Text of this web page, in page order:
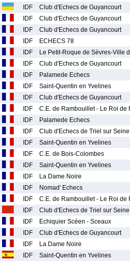
IDF Club d'Echecs de Guyancourt
IDF Club d'Echecs de Guyancourt
IDF Club d'Echecs de Guyancourt
IDF ECHECS 78
IDF Le Petit-Roque de Sèvres-Ville
IDF Club d'Echecs de Guyancourt
IDF Palamede Echecs
IDF Saint-Quentin en Yvelines
IDF Club d'Echecs de Guyancourt
IDF C.E. de Rambouillet - Le Roi de
IDF Palamede Echecs
IDF Club d'Echecs de Triel sur Seine
IDF Saint-Quentin en Yvelines
IDF C.E. de Bois-Colombes
IDF Saint-Quentin en Yvelines
IDF La Dame Noire
IDF Nomad' Echecs
IDF C.E. de Rambouillet - Le Roi de
IDF Club d'Echecs de Triel sur Seine
IDF Echiquier Scéen - Sceaux
IDF Club d'Echecs de Guyancourt
IDF La Dame Noire
IDF Saint-Quentin en Yvelines